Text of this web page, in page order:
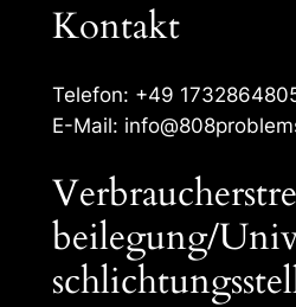
Kontakt
Telefon: +49
E-Mail:
beilegung/